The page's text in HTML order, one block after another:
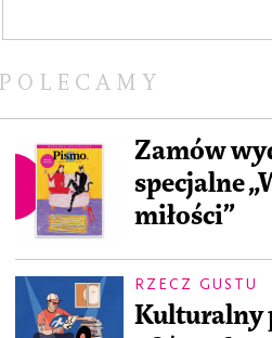
POLECAMY
Zamów
specjalne
miłości”
RZECZ GUSTU
Kulturalny